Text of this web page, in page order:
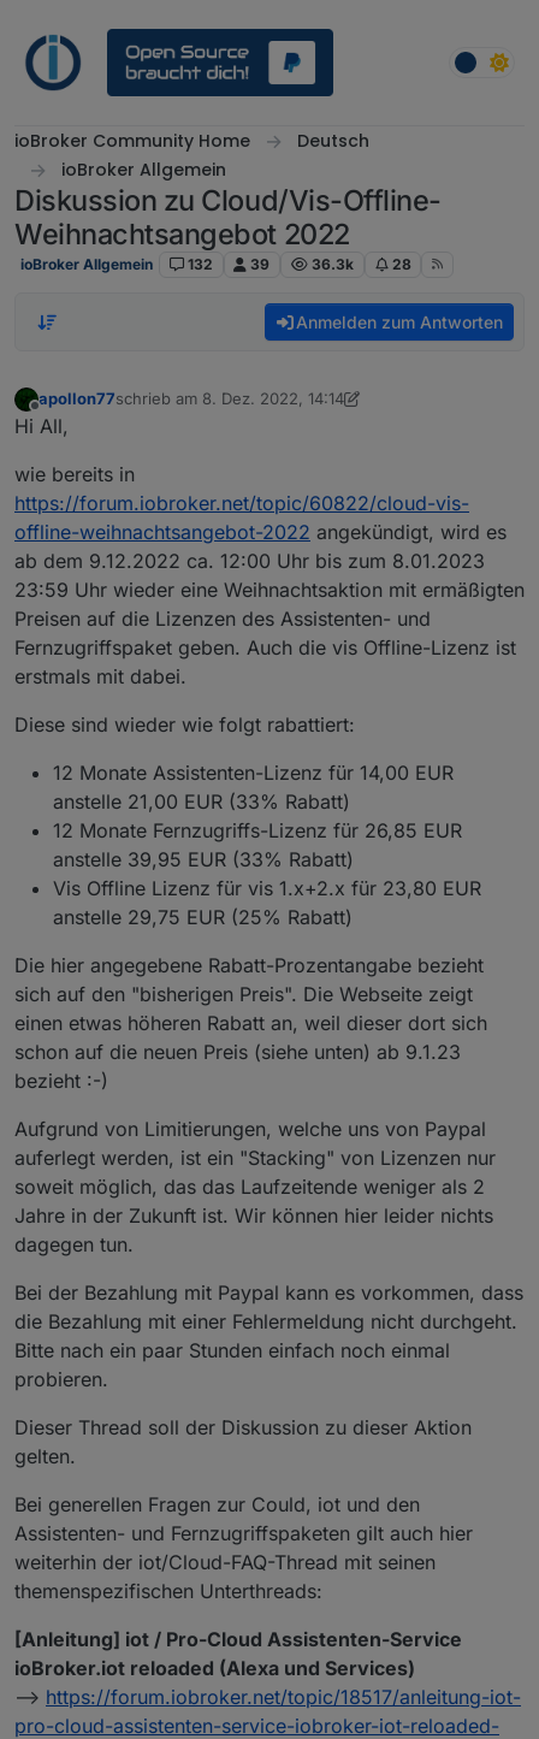
ioBroker Community Home
Deutsch
ioBroker Allgemein
Diskussion zu Cloud/Vis-Offline-
Weihnachtsangebot 2022
ioBroker Allgemein 132 39 36.3k 28
Anmelden zum Antworten
Offline
apollon77schrieb am 8. Dez. 2022, 14:14
zuletzt editiert von apollon7712. Sept. 2022, 12:36
Hi All,
wie bereits in
https://forum.iobroker.net/topic/60822/cloud-vis-
offline-weihnachtsangebot-2022 angekündigt, wird es
ab dem 9.12.2022 ca. 12:00 Uhr bis zum 8.01.2023
23:59 Uhr wieder eine Weihnachtsaktion mit ermäßigten
Preisen auf die Lizenzen des Assistenten- und
Fernzugriffspaket geben. Auch die vis Offline-Lizenz ist
erstmals mit dabei.
Diese sind wieder wie folgt rabattiert:
12 Monate Assistenten-Lizenz für 14,00 EUR
anstelle 21,00 EUR (33% Rabatt)
12 Monate Fernzugriffs-Lizenz für 26,85 EUR
anstelle 39,95 EUR (33% Rabatt)
Vis Offline Lizenz für vis 1.x+2.x für 23,80 EUR
anstelle 29,75 EUR (25% Rabatt)
Die hier angegebene Rabatt-Prozentangabe bezieht
sich auf den "bisherigen Preis". Die Webseite zeigt
einen etwas höheren Rabatt an, weil dieser dort sich
schon auf die neuen Preis (siehe unten) ab 9.1.23
bezieht :-)
Aufgrund von Limitierungen, welche uns von Paypal
auferlegt werden, ist ein "Stacking" von Lizenzen nur
soweit möglich, das das Laufzeitende weniger als 2
Jahre in der Zukunft ist. Wir können hier leider nichts
dagegen tun.
Bei der Bezahlung mit Paypal kann es vorkommen, dass
die Bezahlung mit einer Fehlermeldung nicht durchgeht.
Bitte nach ein paar Stunden einfach noch einmal
probieren.
Dieser Thread soll der Diskussion zu dieser Aktion
gelten.
Bei generellen Fragen zur Could, iot und den
Assistenten- und Fernzugriffspaketen gilt auch hier
weiterhin der iot/Cloud-FAQ-Thread mit seinen
themenspezifischen Unterthreads:
[Anleitung] iot / Pro-Cloud Assistenten-Service
ioBroker.iot reloaded (Alexa und Services)
--> https://forum.iobroker.net/topic/18517/anleitung-iot-
pro-cloud-assistenten-service-iobroker-iot-reloaded-